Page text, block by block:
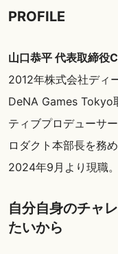
PROFILE
山口恭平 代表取締役
2012年株式会社ディ
DeNA Games Tokyo
ティブプロデューサ
ロダクト本部長を務
2024年9月より現職。
自分自身のチャ
たいから